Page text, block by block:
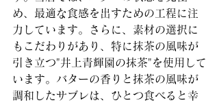
め、最適な食感を出すための工程に注
力しています。さらに、素材の選択に
もこだわりがあり、特に抹茶の風味が
引き立つ"井上青輝園の抹茶"を使用して
います。バターの香りと抹茶の風味が
調和したサブレは、ひとつ食べると幸